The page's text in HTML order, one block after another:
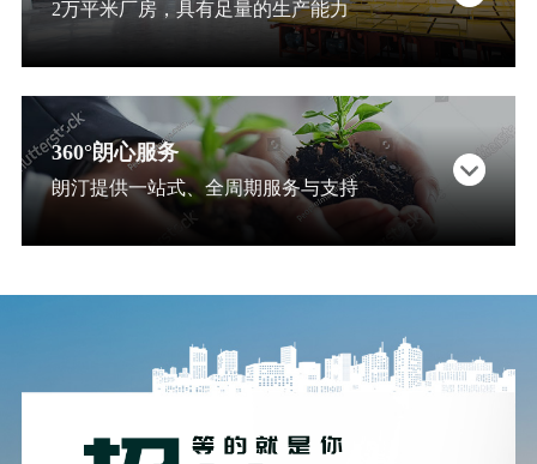
2万平米厂房，具有足量的生产能力
360°朗心服务
朗汀提供一站式、全周期服务与支持